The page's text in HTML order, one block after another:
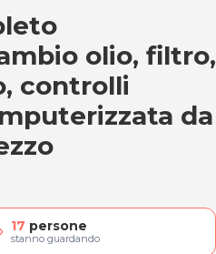
a 1800cc
olio, filtro,
controlli
da
17 persone
stanno guardando